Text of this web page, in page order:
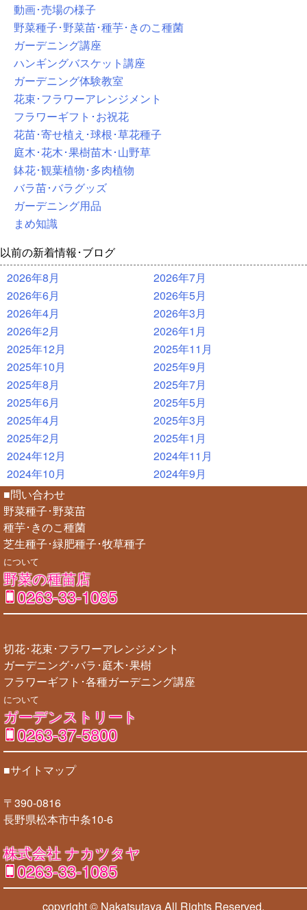
動画･売場の様子
野菜種子･野菜苗･種芋･きのこ種菌
ガーデニング講座
ハンギングバスケット講座
ガーデニング体験教室
花束･フラワーアレンジメント
フラワーギフト･お祝花
花苗･寄せ植え･球根･草花種子
庭木･花木･果樹苗木･山野草
鉢花･観葉植物･多肉植物
バラ苗･バラグッズ
ガーデニング用品
まめ知識
以前の新着情報･ブログ
2026年8月
2026年7月
2026年6月
2026年5月
2026年4月
2026年3月
2026年2月
2026年1月
2025年12月
2025年11月
2025年10月
2025年9月
2025年8月
2025年7月
2025年6月
2025年5月
2025年4月
2025年3月
2025年2月
2025年1月
2024年12月
2024年11月
2024年10月
2024年9月
■問い合わせ
野菜種子･野菜苗
種芋･きのこ種菌
芝生種子･緑肥種子･牧草種子
について
野菜の種苗店
0263-33-1085
切花･花束･フラワーアレンジメント
ガーデニング･バラ･庭木･果樹
フラワーギフト･各種ガーデニング講座
について
ガーデンストリート
0263-37-5800
■サイトマップ
〒390-0816
長野県松本市中条10-6
株式会社 ナカツタヤ
0263-33-1085
copyright © NakatsutayaAll Rights Reserved.